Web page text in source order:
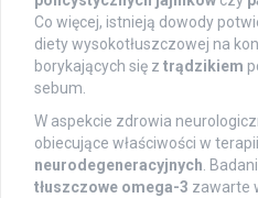
Co więcej, istnieją dowody
diety wysokotłuszczowej na
borykających się z trądzikiem
sebum.
W aspekcie zdrowia
obiecujące właściwości w terapii
neurodegeneracyjnych .
tłuszczowe omega-3 zawarte